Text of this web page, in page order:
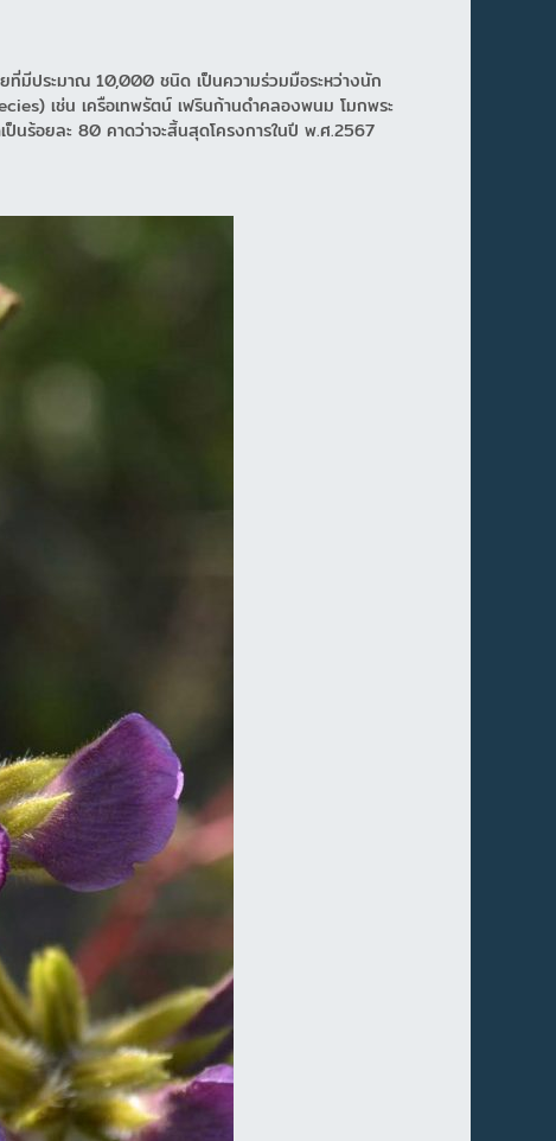
ที่มีประมาณ 10,000 ชนิด เป็นความร่วมมือระหว่างนัก
เช่น เครือเทพรัตน์ เฟรินก้านดำคลองพนม โมกพระ
ร้อยละ 80 คาดว่าจะสิ้นสุดโครงการในปี พ.ศ.2567